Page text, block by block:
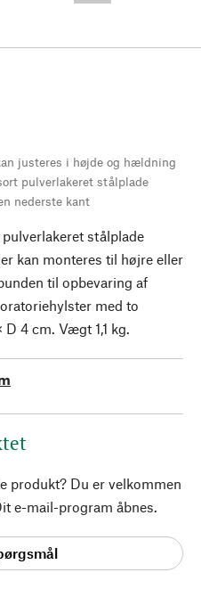
justeres i højde og hældning
pulverlakeret stålplade
nederste kant
stålplade
kan monteres til højre eller
til opbevaring af
med to
4 cm. Vægt 1,1 kg.
produkt? Du er velkommen
e-mail-program åbnes.